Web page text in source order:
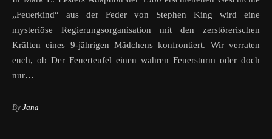
„Feuerkind“ aus der Feder von Stephen King wird eine
mysteriöse Regierungsorganisation mit den zerstörerischen
Kräften eines 9-jährigen Mädchens konfrontiert. Wir verraten
euch, ob Der Feuerteufel einen wahren Feuersturm oder doch
nur…
By Jana